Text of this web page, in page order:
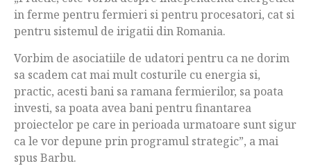
in ferme pentru fermieri si pentru procesatori, cat si
pentru sistemul de irigatii din Romania.
Vorbim de asociatiile de udatori pentru ca ne dorim
sa scadem cat mai mult costurile cu energia si,
practic, acesti bani sa ramana fermierilor, sa poata
investi, sa poata avea bani pentru finantarea
proiectelor pe care in perioada urmatoare sunt sigur
ca le vor depune prin programul strategic”, a mai
spus Barbu.